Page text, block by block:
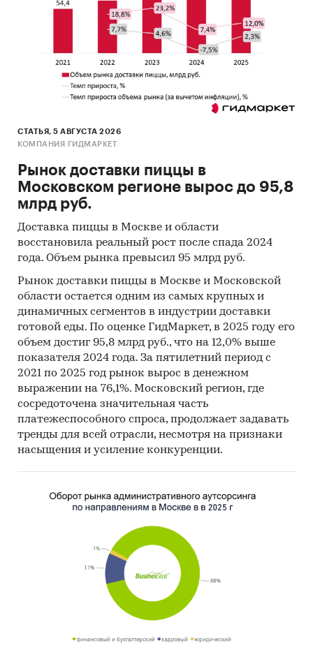
рынка
Источники информации:
Базы данных государственных органов
статистики
Данные налоговой службы РФ
информации
Отчетность эмитентов
Сайты компаний
Архивы СМИ
Региональные и федеральные СМИ
Инсайдерские источники
Специализированные аналитические
порталы
Методы:
Кабинетное исследование. Поиск и анализ
информации из различных источников,
проведение расчетов. Статистика и
аналитика
Прогноз ГидМаркет. Современные
Отчет отражает мнение авторов и не является
инвестиционной рекомендацией
Строительство и недвижимость
Недвижимость
Коммерческая недвижимость
Центральный федеральный округ
Центральный федеральный округ
СТАТЬЯ, 5 АВГУСТА 2026
КОМПАНИЯ ГИДМАРКЕТ
Рынок доставки пиццы в
Московском регионе вырос до 95,8
млрд руб.
Доставка пиццы в Москве и области
восстановила реальный рост после спада 2024
года. Объем рынка превысил 95 млрд руб.
Рынок доставки пиццы в Москве и Московской
области остается одним из самых крупных и
динамичных сегментов в индустрии доставки
готовой еды. По оценке ГидМаркет, в 2025 году его
объем достиг 95,8 млрд руб., что на 12,0% выше
показателя 2024 года. За пятилетний период с
2021 по 2025 год рынок вырос в денежном
выражении на 76,1%. Московский регион, где
сосредоточена значительная часть
платежеспособного спроса, продолжает задавать
тренды для всей отрасли, несмотря на признаки
насыщения и усиление конкуренции.